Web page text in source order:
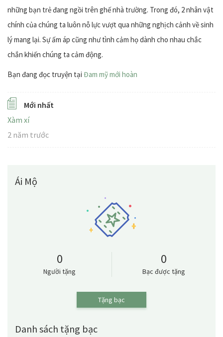
những bạn trẻ đang ngồi trên ghế nhà trường. Trong đó, 2 nhân vật
chính của chúng ta luôn nỗ lực vượt qua những nghịch cảnh về sinh
lý mang lại. Sự ấm áp cũng như tình cảm họ dành cho nhau chắc
chắn khiến chúng ta cảm động.
Bạn đang đọc truyện tại Đam mỹ mới hoàn
Mới nhất
Xàm xí
2 năm trước
Ái Mộ
0
Người tặng
0
Bạc được tặng
Tặng bạc
Danh sách tặng bạc